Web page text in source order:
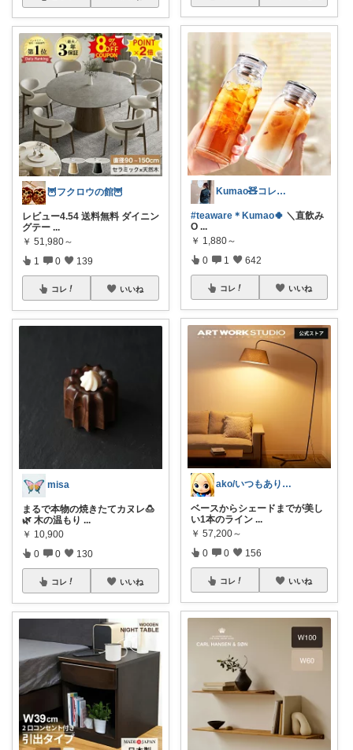
🦉フクロウの館🦉
レビュー4.54 送料無料 ダイニン
グテー ...
￥ 51,980～
1 0 139
コレ いいね
misa
まるで本物の焼きたてカヌレ🍮
🌿 木の温もり ...
￥ 10,900
0 0 130
コレ いいね
Kumao🧸コレクションみてね✨
#teaware＊Kumao🍀 ＼直飲み
O ...
￥ 1,880～
0 1 642
コレ いいね
ako/いつもありがとう🌈5日感謝
ベースからシェードまでが美し
い1本のライン ...
￥ 57,200～
0 0 156
コレ いいね